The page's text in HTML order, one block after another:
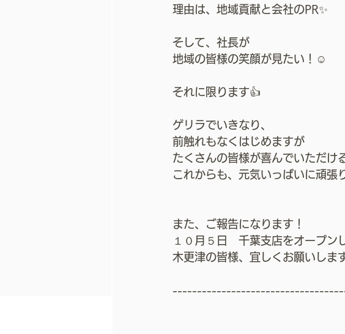
理由は、地域貢献と会社のPR✨
そして、社長が
地域の皆様の笑顔が見たい！☺️
それに限ります👍
ゲリラでいきなり、
前触れもなくはじめますが
たくさんの皆様が喜んでいただけ
これからも、元気いっぱいに頑張
また、ご報告になります！
１０月５日　千葉支店をオープン
木更津の皆様、宜しくお願いしま